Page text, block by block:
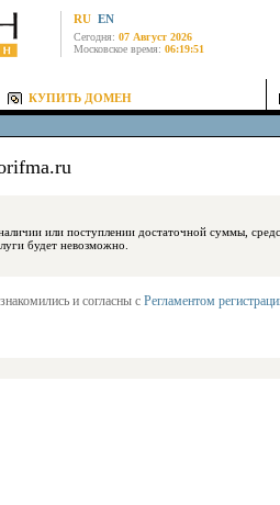
RU EN
Сегодня: 07 Август 2026
Московское время: 06:19:51
КУПИТЬ ДОМЕН
или поступлении достаточной суммы, средства будут
будет невозможно.
и согласны с Регламентом